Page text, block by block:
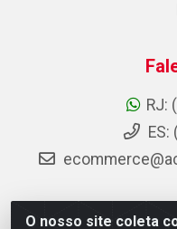
O nosso site coleta
RJ: